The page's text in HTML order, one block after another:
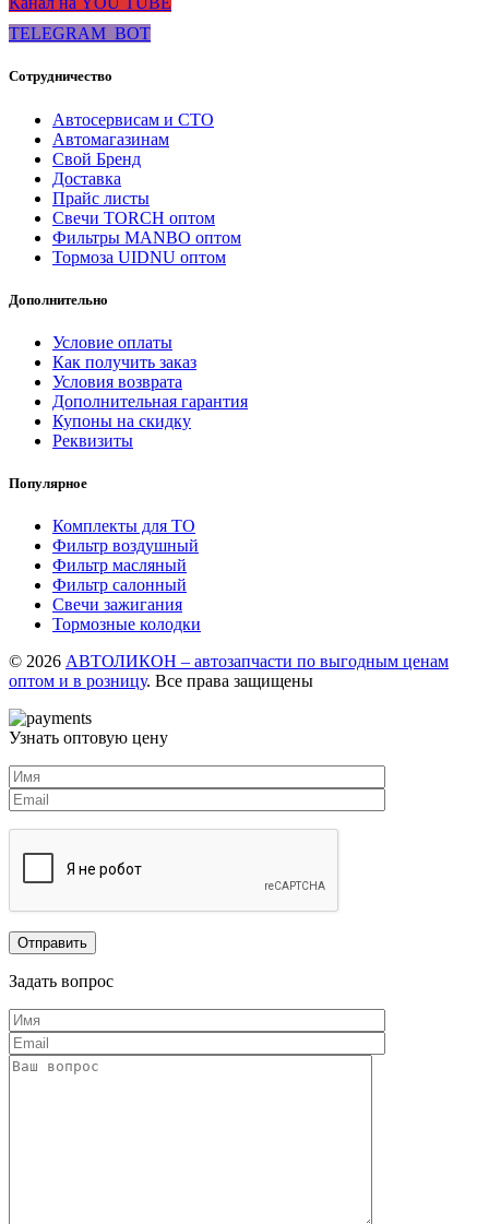
TELEGRAM_BOT
Сотрудничество
Автосервисам и СТО
Автомагазинам
Свой Бренд
Доставка
Прайс листы
Свечи TORCH оптом
Фильтры MANBO оптом
Тормоза UIDNU оптом
Дополнительно
Условие оплаты
Как получить заказ
Условия возврата
Дополнительная гарантия
Купоны на скидку
Реквизиты
Популярное
Комплекты для ТО
Фильтр воздушный
Фильтр масляный
Фильтр салонный
Свечи зажигания
Тормозные колодки
© 2026 АВТОЛИКОН – автозапчасти по выгодным ценам
оптом и в розницу. Все права защищены
Узнать оптовую цену
Задать вопрос